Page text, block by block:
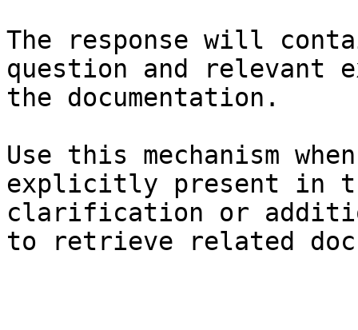
The response will
question and relevant
the documentation.
Use this mechanism
explicitly present in
clarification or